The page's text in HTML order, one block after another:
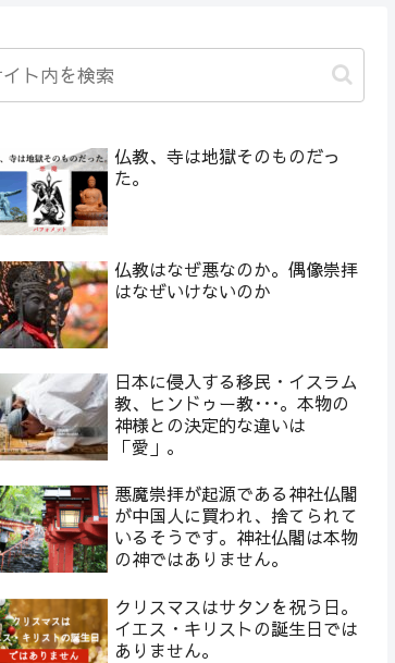
仏教、寺は地獄そのものだっ
た。
仏教はなぜ悪なのか。偶像崇拝
はなぜいけないのか
日本に侵入する移民・イスラム
教、ヒンドゥー教･･･。本物の
神様との決定的な違いは
「愛」。
悪魔崇拝が起源である神社仏閣
が中国人に買われ、捨てられて
いるそうです。神社仏閣は本物
の神ではありません。
クリスマスはサタンを祝う日。
イエス・キリストの誕生日では
ありません。